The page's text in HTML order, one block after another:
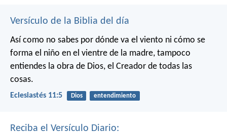
Versículo de la Biblia del día
Así como no sabes por dónde va el viento ni cómo se
forma el niño en el vientre de la madre, tampoco
entiendes la obra de Dios, el Creador de todas las
cosas.
Eclesiastés 11:5 Dios entendimiento
Reciba el Versículo Diario: